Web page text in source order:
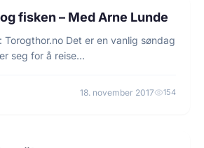
fisken – Med Arne Lunde
Det er en vanlig søndag
seg for å reise…
18. november 2017 154